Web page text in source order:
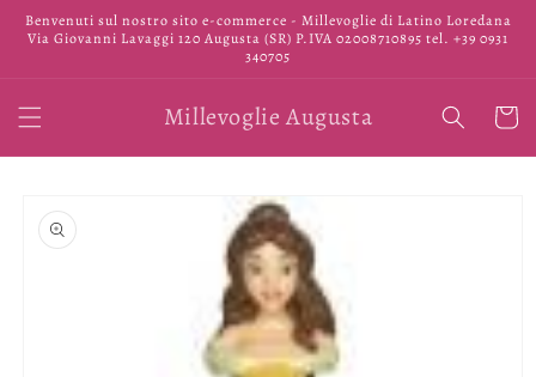
direttamente
ai contenuti
Benvenuti sul nostro sito e-commerce - Millevoglie di Latino Loredana
Via Giovanni Lavaggi 120 Augusta (SR) P.IVA 02008710895 tel. +39 0931
340705
Millevoglie Augusta
informazioni
sul prodotto